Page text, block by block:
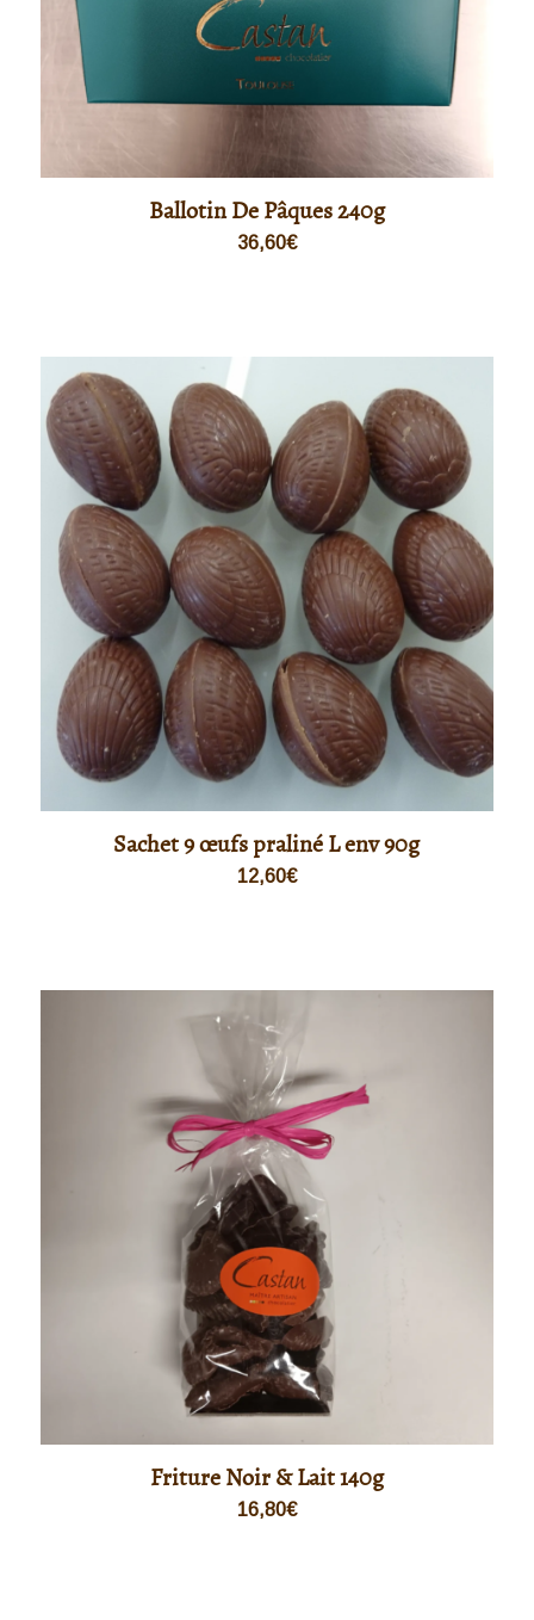
Ballotin De Pâques 240g
36,60€
Sachet 9 œufs praliné L env 90g
12,60€
Friture Noir & Lait 140g
16,80€